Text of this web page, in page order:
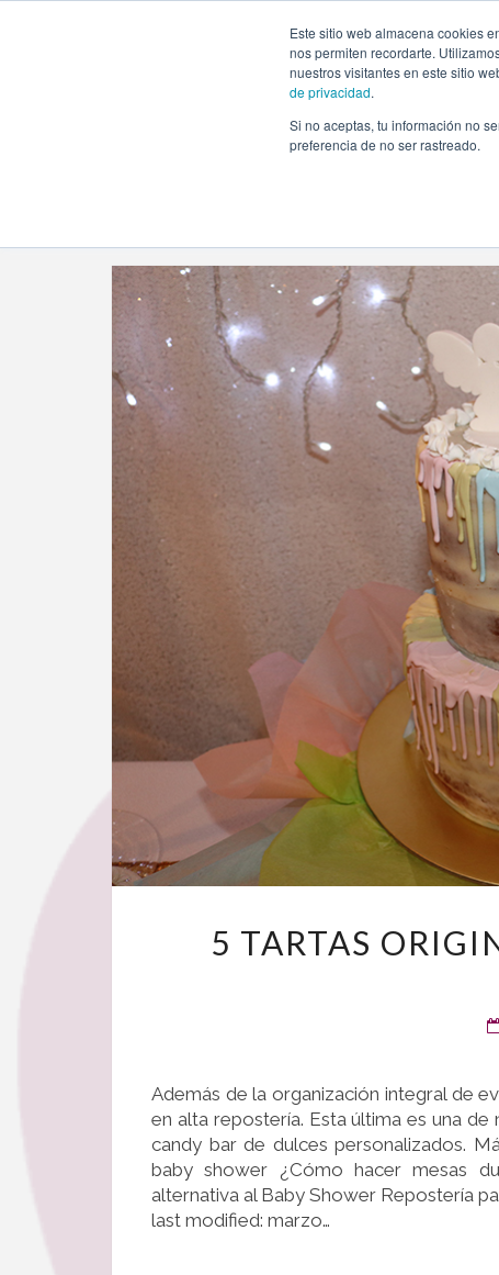
Este sitio web almacena cookies
nos permiten recordarte.
nuestros visitantes en este sitio
de privacidad.
Si no aceptas, tu información no
preferencia de no ser rastreado.
party planners en Madrid
5 TARTAS
Además de la organización integral de
en alta repostería. Esta última es una
candy bar de dulces personalizados.
baby shower ¿Cómo hacer mesas
alternativa al Baby Shower Repostería
last modified: marzo…